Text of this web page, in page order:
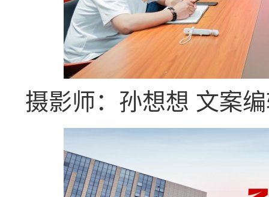
摄影师：孙想想 文案